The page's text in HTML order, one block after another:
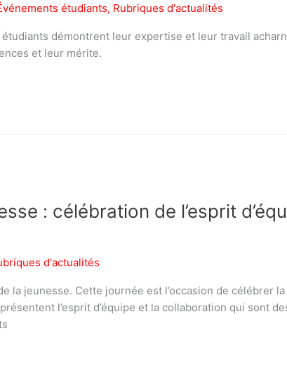
étudiants, Rubriques d'actualités
démontrent leur expertise et leur travail
et leur mérite.
: célébration de l’esprit
d'actualités
la jeunesse. Cette journée est l’occasion de
l’esprit d’équipe et la collaboration qui sont